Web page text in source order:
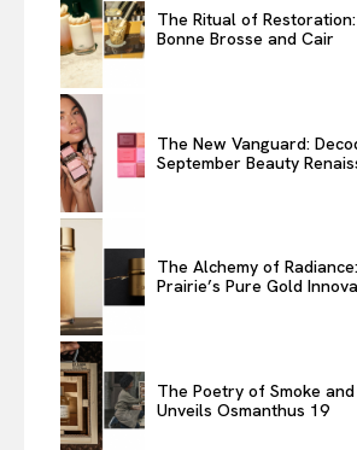
The Ritual of
Bonne Brosse and Cair
The New Vanguard:
September Beauty
The Alchemy of
Prairie’s Pure Gold
The Poetry of Smoke
Unveils Osmanthus 19